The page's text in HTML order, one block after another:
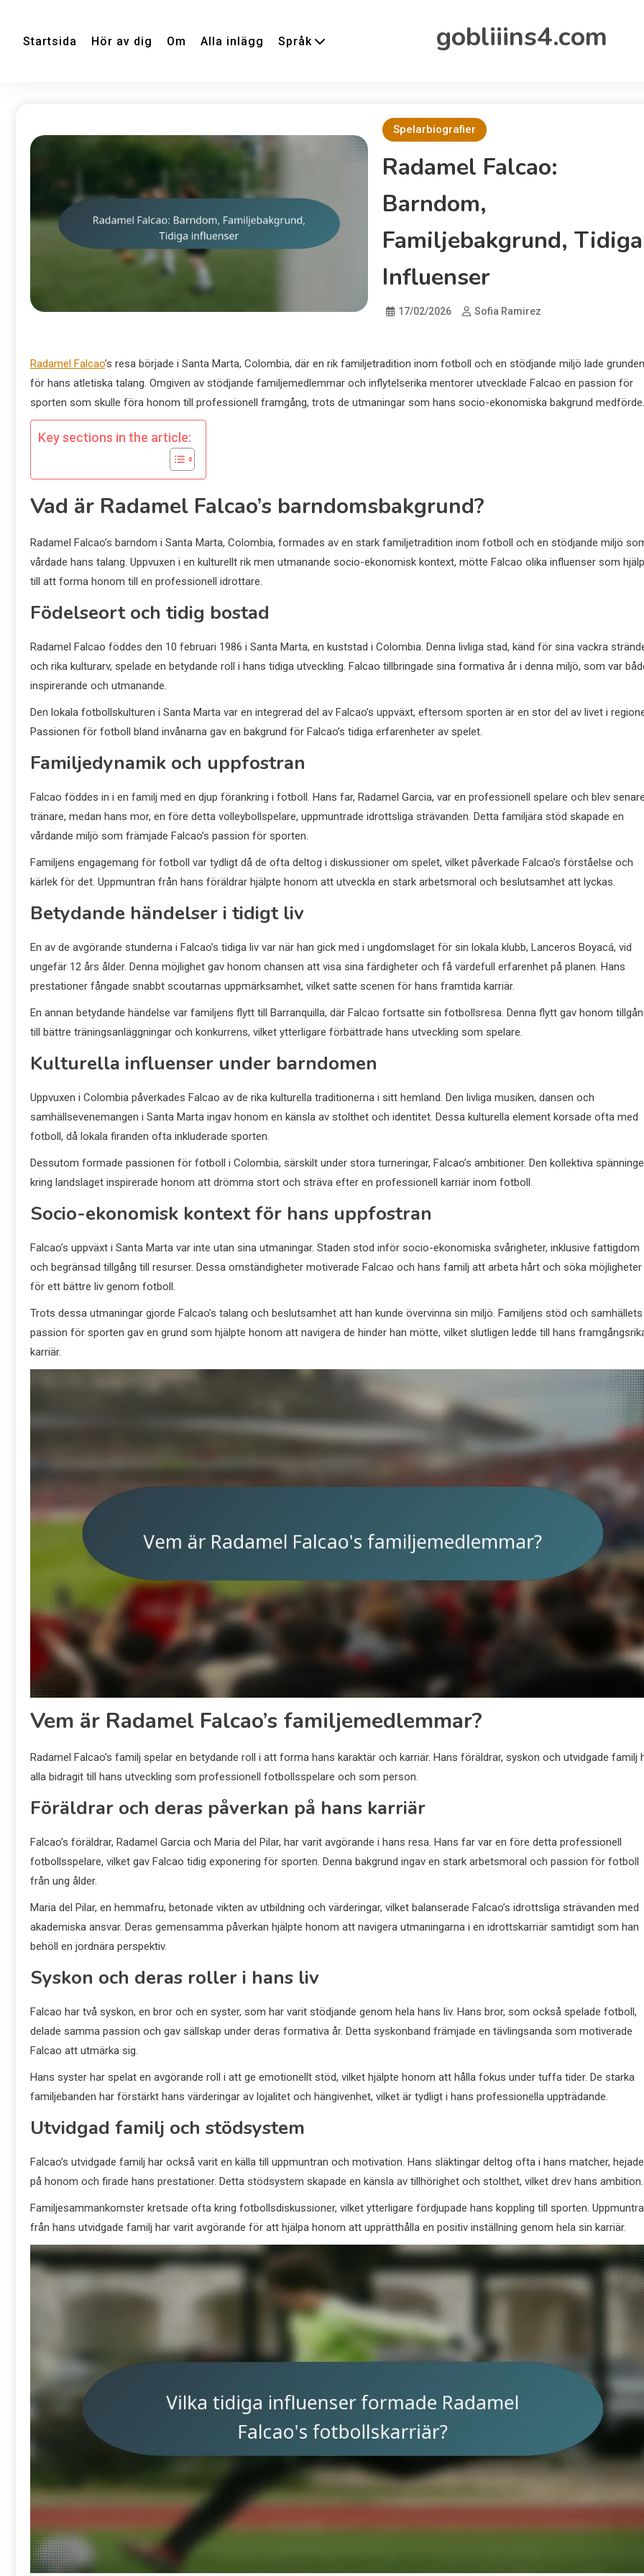
Startsida Hör av dig Om Alla inlägg Språk gobliiins4.com
Spelarbiografier
Radamel Falcao:
Barndom,
Familjebakgrund, Tidiga
Influenser
17/02/2026 Sofia Ramirez
Radamel Falcao’s resa började i Santa Marta, Colombia, där en rik familjetradition inom fotboll och en stödjande miljö lade grunden
för hans atletiska talang. Omgiven av stödjande familjemedlemmar och inflytelserika mentorer utvecklade Falcao en passion för
sporten som skulle föra honom till professionell framgång, trots de utmaningar som hans socio-ekonomiska bakgrund medförde.
Key sections in the article:
Vad är Radamel Falcao’s barndomsbakgrund?
Radamel Falcao’s barndom i Santa Marta, Colombia, formades av en stark familjetradition inom fotboll och en stödjande miljö
vårdade hans talang. Uppvuxen i en kulturellt rik men utmanande socio-ekonomisk kontext, mötte Falcao olika influenser som
till att forma honom till en professionell idrottare.
Födelseort och tidig bostad
Radamel Falcao föddes den 10 februari 1986 i Santa Marta, en kuststad i Colombia. Denna livliga stad, känd för sina vackra
och rika kulturarv, spelade en betydande roll i hans tidiga utveckling. Falcao tillbringade sina formativa år i denna miljö, som var
inspirerande och utmanande.
Den lokala fotbollskulturen i Santa Marta var en integrerad del av Falcao’s uppväxt, eftersom sporten är en stor del av livet i
Passionen för fotboll bland invånarna gav en bakgrund för Falcao’s tidiga erfarenheter av spelet.
Familjedynamik och uppfostran
Falcao föddes in i en familj med en djup förankring i fotboll. Hans far, Radamel Garcia, var en professionell spelare och blev
tränare, medan hans mor, en före detta volleybollspelare, uppmuntrade idrottsliga strävanden. Detta familjära stöd skapade en
vårdande miljö som främjade Falcao’s passion för sporten.
Familjens engagemang för fotboll var tydligt då de ofta deltog i diskussioner om spelet, vilket påverkade Falcao’s förståelse och
kärlek för det. Uppmuntran från hans föräldrar hjälpte honom att utveckla en stark arbetsmoral och beslutsamhet att lyckas.
Betydande händelser i tidigt liv
En av de avgörande stunderna i Falcao’s tidiga liv var när han gick med i ungdomslaget för sin lokala klubb, Lanceros Boyacá, vid
ungefär 12 års ålder. Denna möjlighet gav honom chansen att visa sina färdigheter och få värdefull erfarenhet på planen. Hans
prestationer fångade snabbt scoutarnas uppmärksamhet, vilket satte scenen för hans framtida karriär.
En annan betydande händelse var familjens flytt till Barranquilla, där Falcao fortsatte sin fotbollsresa. Denna flytt gav honom
till bättre träningsanläggningar och konkurrens, vilket ytterligare förbättrade hans utveckling som spelare.
Kulturella influenser under barndomen
Uppvuxen i Colombia påverkades Falcao av de rika kulturella traditionerna i sitt hemland. Den livliga musiken, dansen och
samhällsevenemangen i Santa Marta ingav honom en känsla av stolthet och identitet. Dessa kulturella element korsade ofta med
fotboll, då lokala firanden ofta inkluderade sporten.
Dessutom formade passionen för fotboll i Colombia, särskilt under stora turneringar, Falcao’s ambitioner. Den kollektiva
kring landslaget inspirerade honom att drömma stort och sträva efter en professionell karriär inom fotboll.
Socio-ekonomisk kontext för hans uppfostran
Falcao’s uppväxt i Santa Marta var inte utan sina utmaningar. Staden stod inför socio-ekonomiska svårigheter, inklusive fattigdom
och begränsad tillgång till resurser. Dessa omständigheter motiverade Falcao och hans familj att arbeta hårt och söka möjligheter
för ett bättre liv genom fotboll.
Trots dessa utmaningar gjorde Falcao’s talang och beslutsamhet att han kunde övervinna sin miljö. Familjens stöd och samhällets
passion för sporten gav en grund som hjälpte honom att navigera de hinder han mötte, vilket slutligen ledde till hans
karriär.
Vem är Radamel Falcao’s familjemedlemmar?
Radamel Falcao’s familj spelar en betydande roll i att forma hans karaktär och karriär. Hans föräldrar, syskon och utvidgade familj
alla bidragit till hans utveckling som professionell fotbollsspelare och som person.
Föräldrar och deras påverkan på hans karriär
Falcao’s föräldrar, Radamel Garcia och Maria del Pilar, har varit avgörande i hans resa. Hans far var en före detta professionell
fotbollsspelare, vilket gav Falcao tidig exponering för sporten. Denna bakgrund ingav en stark arbetsmoral och passion för fotboll
från ung ålder.
Maria del Pilar, en hemmafru, betonade vikten av utbildning och värderingar, vilket balanserade Falcao’s idrottsliga strävanden med
akademiska ansvar. Deras gemensamma påverkan hjälpte honom att navigera utmaningarna i en idrottskarriär samtidigt som han
behöll en jordnära perspektiv.
Syskon och deras roller i hans liv
Falcao har två syskon, en bror och en syster, som har varit stödjande genom hela hans liv. Hans bror, som också spelade fotboll,
delade samma passion och gav sällskap under deras formativa år. Detta syskonband främjade en tävlingsanda som motiverade
Falcao att utmärka sig.
Hans syster har spelat en avgörande roll i att ge emotionellt stöd, vilket hjälpte honom att hålla fokus under tuffa tider. De starka
familjebanden har förstärkt hans värderingar av lojalitet och hängivenhet, vilket är tydligt i hans professionella uppträdande.
Utvidgad familj och stödsystem
Falcao’s utvidgade familj har också varit en källa till uppmuntran och motivation. Hans släktingar deltog ofta i hans matcher, hejade
på honom och firade hans prestationer. Detta stödsystem skapade en känsla av tillhörighet och stolthet, vilket drev hans ambition.
Familjesammankomster kretsade ofta kring fotbollsdiskussioner, vilket ytterligare fördjupade hans koppling till sporten.
från hans utvidgade familj har varit avgörande för att hjälpa honom att upprätthålla en positiv inställning genom hela sin karriär.